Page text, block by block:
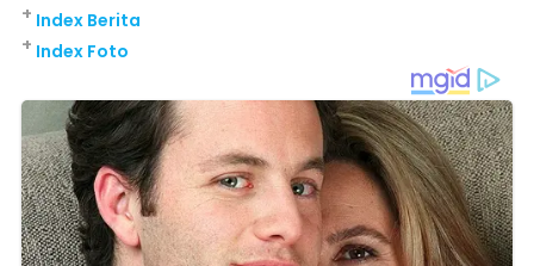
Index Berita
+
Index Foto
+